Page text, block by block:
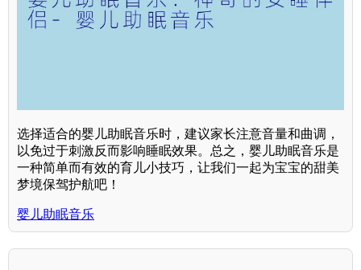
选择适合的婴儿助眠音乐时，建议家长注意音量和曲调，
以免过于刺激反而影响睡眠效果。总之，婴儿助眠音乐是
一种简单而有效的育儿小技巧，让我们一起为宝宝的甜美
梦境保驾护航吧！
婴儿助眠音乐